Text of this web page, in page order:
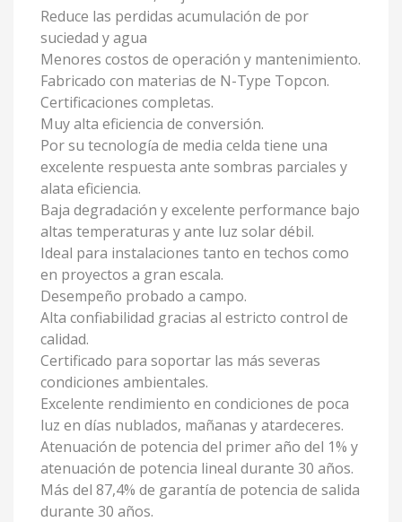
Reduce las perdidas acumulación de por
suciedad y agua
Menores costos de operación y mantenimiento.
Fabricado con materias de N-Type Topcon.
Certificaciones completas.
Muy alta eficiencia de conversión.
Por su tecnología de media celda tiene una
excelente respuesta ante sombras parciales y
alata eficiencia.
Baja degradación y excelente performance bajo
altas temperaturas y ante luz solar débil.
Ideal para instalaciones tanto en techos como
en proyectos a gran escala.
Desempeño probado a campo.
Alta confiabilidad gracias al estricto control de
calidad.
Certificado para soportar las más severas
condiciones ambientales.
Excelente rendimiento en condiciones de poca
luz en días nublados, mañanas y atardeceres.
Atenuación de potencia del primer año del 1% y
atenuación de potencia lineal durante 30 años.
Más del 87,4% de garantía de potencia de salida
durante 30 años.